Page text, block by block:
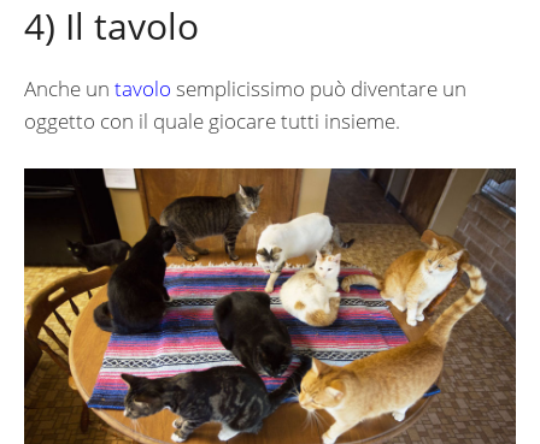
4) Il tavolo
Anche un tavolo semplicissimo può diventare un
oggetto con il quale giocare tutti insieme.